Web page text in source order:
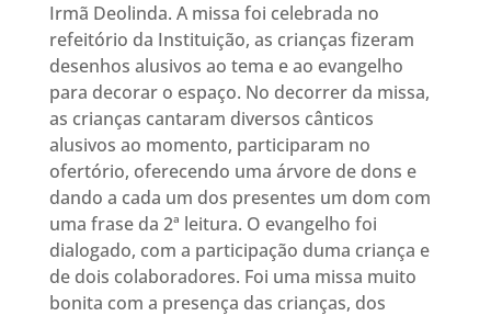
Irmã Deolinda. A missa foi celebrada no
refeitório da Instituição, as crianças fizeram
desenhos alusivos ao tema e ao evangelho
para decorar o espaço. No decorrer da missa,
as crianças cantaram diversos cânticos
alusivos ao momento, participaram no
ofertório, oferecendo uma árvore de dons e
dando a cada um dos presentes um dom com
uma frase da 2ª leitura. O evangelho foi
dialogado, com a participação duma criança e
de dois colaboradores. Foi uma missa muito
bonita com a presença das crianças, dos